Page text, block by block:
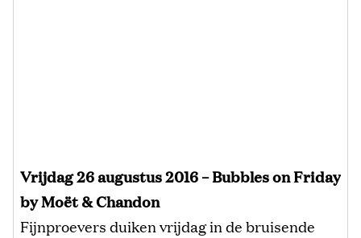
Vrijdag 26 augustus 2016 – Bubbles on Friday
by Moët & Chandon
Fijnproevers duiken vrijdag in de bruisende